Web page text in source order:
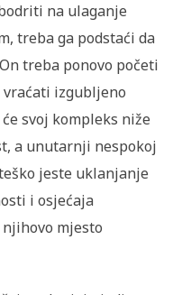
na ulaganje
treba ga podstaći da
treba ponovo početi
izgubljeno
svoj kompleks niže
a unutarnji nespokoj
jeste uklanjanje
i osjećaja
mjesto